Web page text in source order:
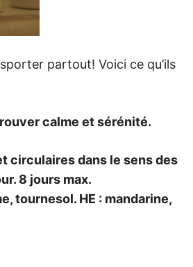
partout! Voici ce qu’ils
calme et sérénité.
circulaires dans le sens des
8 jours max.
tournesol. HE : mandarine,